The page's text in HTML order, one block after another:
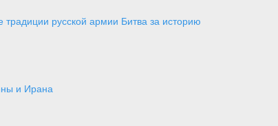
традиции русской армии Битва за историю
и Ирана